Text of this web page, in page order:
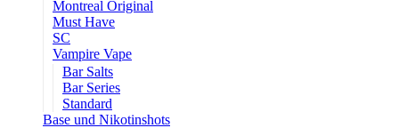
Montreal Original
Must Have
SC
Vampire Vape
Bar Salts
Bar Series
Standard
Base und Nikotinshots